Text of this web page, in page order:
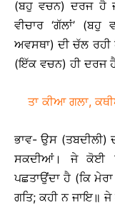
(ਬਹੁ ਵਚਨ) ਦਰਜ ਹੈ
ਵੀਚਾਰ ‘ਗੱਲਾਂ’
ਅਵਸਥਾ) ਦੀ ਚੱਲ ਰਹੀ
(ਇੱਕ ਵਚਨ) ਹੀ ਦਰਜ
ਤਾ ਕੀਆ ਗਲਾ,
ਭਾਵ- ਉਸ (ਤਬਦੀਲੀ)
ਸਕਦੀਆਂ। ਜੇ ਕੋਈ
ਪਛਤਾਉਂਦਾ ਹੈ (ਕਿ
ਗਤਿ; ਕਹੀ ਨ ਜਾਇ॥ ਜੇ